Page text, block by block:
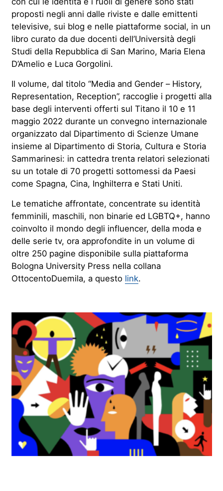
proposti negli anni dalle riviste e dalle emittenti
televisive, sui blog e nelle piattaforme social, in un
libro curato da due docenti dell’Università degli
Studi della Repubblica di San Marino, Maria Elena
D’Amelio e Luca Gorgolini.
Il volume, dal titolo “Media and Gender – History,
Representation, Reception”, raccoglie i progetti alla
base degli interventi offerti sul Titano il 10 e 11
maggio 2022 durante un convegno internazionale
organizzato dal Dipartimento di Scienze Umane
insieme al Dipartimento di Storia, Cultura e Storia
Sammarinesi: in cattedra trenta relatori selezionati
su un totale di 70 progetti sottomessi da Paesi
come Spagna, Cina, Inghilterra e Stati Uniti.
Le tematiche affrontate, concentrate su identità
femminili, maschili, non binarie ed LGBTQ+, hanno
coinvolto il mondo degli influencer, della moda e
delle serie tv, ora approfondite in un volume di
oltre 250 pagine disponibile sulla piattaforma
Bologna University Press nella collana
OttocentoDuemila, a questo link.